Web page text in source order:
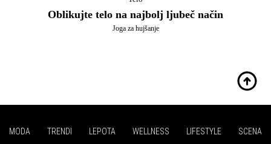
Oblikujte telo na najbolj ljubeč način
Joga za hujšanje
MODA TRENDI LEPOTA WELLNESS LIFESTYLE SCENA